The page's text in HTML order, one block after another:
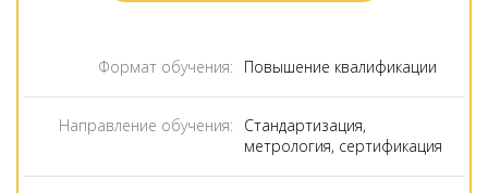
Формат обучения: Повышение квалификации
Направление обучения:
Стандартизация,
метрология, сертификация